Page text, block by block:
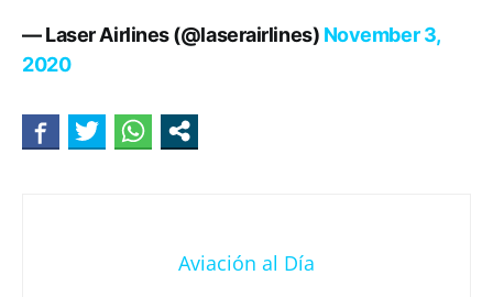
— Laser Airlines (@laserairlines) November 3,
2020
Aviación al Día